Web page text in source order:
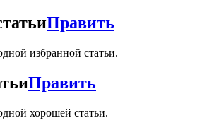
Править
избранной статьи.
Править
хорошей статьи.